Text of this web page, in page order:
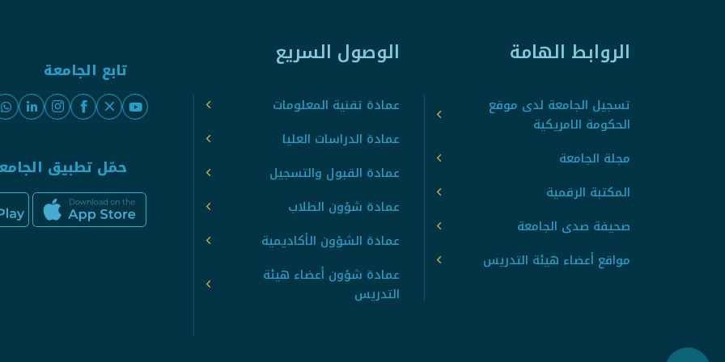
الروابط الهامة
تسجيل الجامعة لدى موقع
الحكومة الامريكية
مجلة الجامعة
المكتبة الرقمية
صحيفة صدى الجامعة
مواقع أعضاء هيئة التدريس
الوصول السريع
عمادة تقنية المعلومات
عمادة الدراسات العليا
عمادة القبول والتسجيل
عمادة شؤون الطلاب
عمادة الشؤون الأكاديمية
عمادة شؤون أعضاء هيئة
التدريس
تابع الجامعة
حمّل تطبيق